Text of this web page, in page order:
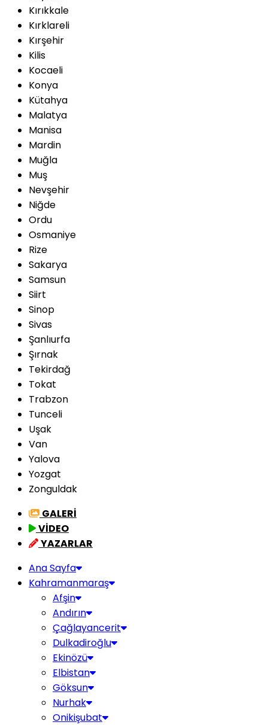
Kırıkkale
Kırklareli
Kırşehir
Kilis
Kocaeli
Konya
Kütahya
Malatya
Manisa
Mardin
Muğla
Muş
Nevşehir
Niğde
Ordu
Osmaniye
Rize
Sakarya
Samsun
Siirt
Sinop
Sivas
Şanlıurfa
Şırnak
Tekirdağ
Tokat
Trabzon
Tunceli
Uşak
Van
Yalova
Yozgat
Zonguldak
GALERİ
VİDEO
YAZARLAR
Ana Sayfa
Kahramanmaraş
Afşin
Andırın
Çağlayancerit
Dulkadiroğlu
Ekinözü
Elbistan
Göksun
Nurhak
Onikişubat